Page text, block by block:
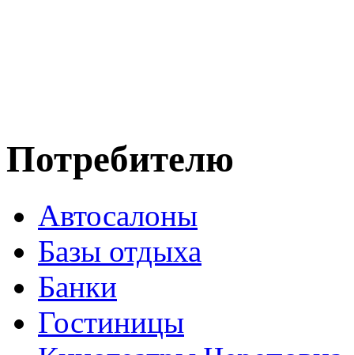
Потребителю
Автосалоны
Базы отдыха
Банки
Гостиницы